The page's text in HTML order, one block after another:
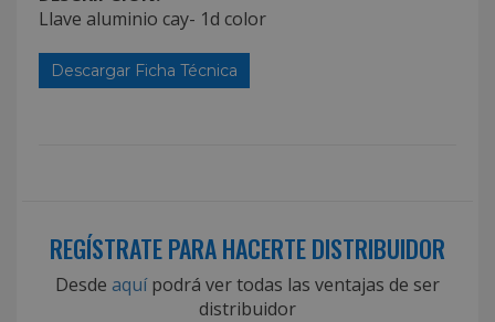
Llave aluminio cay- 1d color
Descargar Ficha Técnica
REGÍSTRATE PARA HACERTE DISTRIBUIDOR
Desde aquípodrá ver todas las ventajas de ser
distribuidor